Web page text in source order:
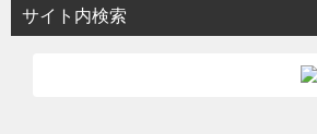
サイト内検索